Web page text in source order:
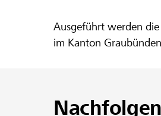
Ausgeführt werden die
im Kanton